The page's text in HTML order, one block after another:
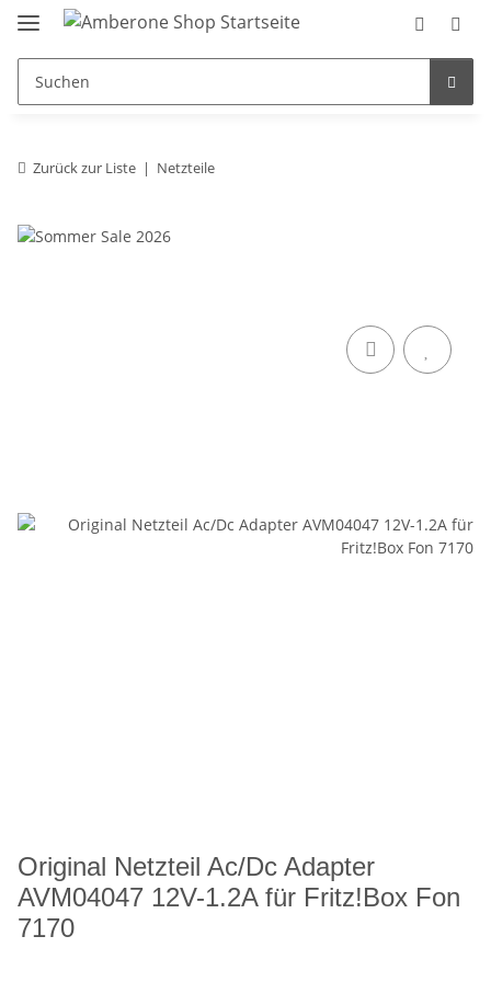
Zurück zur Liste Netzteile
Original Netzteil Ac/Dc Adapter
AVM04047 12V-1.2A für Fritz!Box Fon
7170